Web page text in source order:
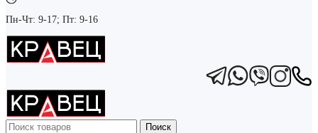
Пн-Чт: 9-17; Пт: 9-16
Поиск